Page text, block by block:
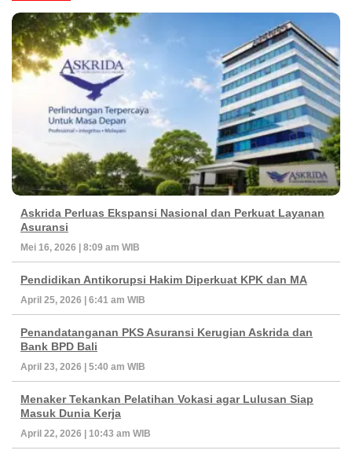
Askrida Perluas Ekspansi Nasional dan Perkuat Layanan
Asuransi
Mei 16, 2026 | 8:09 am WIB
Pendidikan Antikorupsi Hakim Diperkuat KPK dan MA
April 25, 2026 | 6:41 am WIB
Penandatanganan PKS Asuransi Kerugian Askrida dan
Bank BPD Bali
April 23, 2026 | 5:40 am WIB
Menaker Tekankan Pelatihan Vokasi agar Lulusan Siap
Masuk Dunia Kerja
April 22, 2026 | 10:43 am WIB